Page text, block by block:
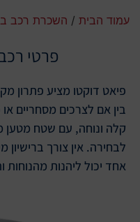
עמוד הבית / השכרת רכב
פרטי
פיאט דוקטו מציע פתרון
בין אם לצרכים מסחריים
קלה ונוחה, עם שטח מטען
לבחירה. אין צורך
אחד יכול ליהנות מהנוחות